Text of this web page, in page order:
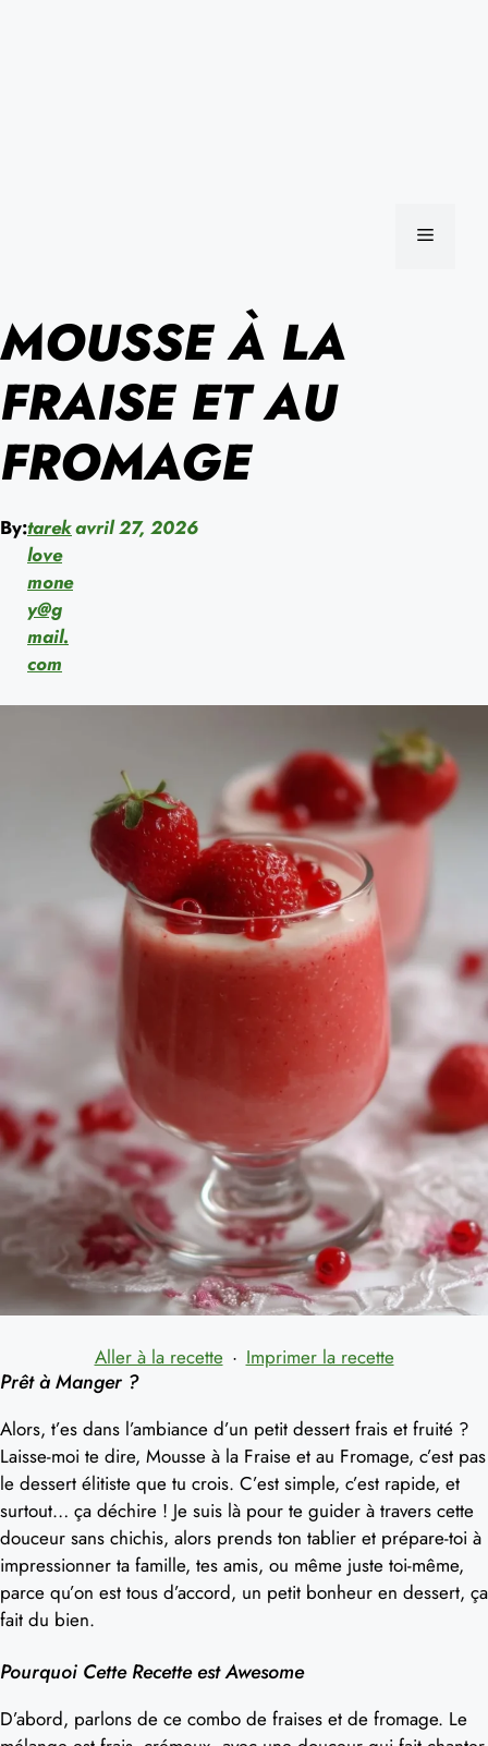
MENU
MOUSSE À LA
FRAISE ET AU
FROMAGE
By:tarek
love
mone
y@g
mail.
com
avril 27, 2026
Aller à la recette · Imprimer la recette
Prêt à Manger ?
Alors, t’es dans l’ambiance d’un petit dessert frais et fruité ?
Laisse-moi te dire, Mousse à la Fraise et au Fromage, c’est pas
le dessert élitiste que tu crois. C’est simple, c’est rapide, et
surtout… ça déchire ! Je suis là pour te guider à travers cette
douceur sans chichis, alors prends ton tablier et prépare-toi à
impressionner ta famille, tes amis, ou même juste toi-même,
parce qu’on est tous d’accord, un petit bonheur en dessert, ça
fait du bien.
Pourquoi Cette Recette est Awesome
D’abord, parlons de ce combo de fraises et de fromage. Le